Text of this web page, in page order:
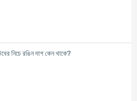
নিচে রঙিন দাগ কেন থাকে?